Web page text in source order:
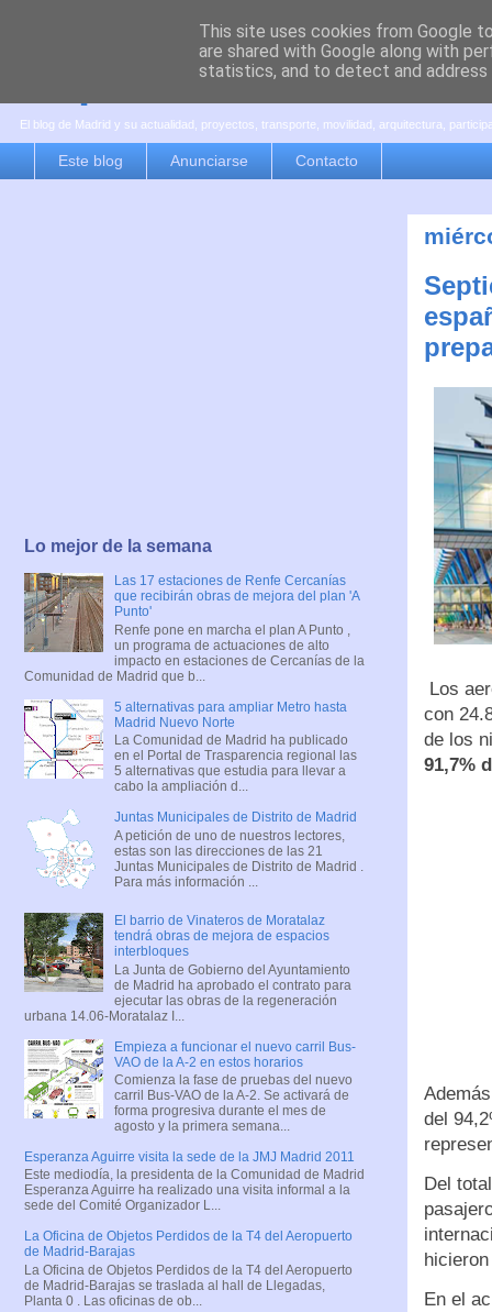
es por madrid
El blog de Madrid y su actualidad, proyectos, transporte, movilidad, arquitectura,
Este blog Anunciarse Contacto
Los
con
de los
91,7%
del
Del
En el
Lo mejor de la semana
Las 17 estaciones de Renfe Cercanías
que recibirán obras de mejora del plan 'A
Punto'
Renfe pone en marcha el plan A Punto ,
un programa de actuaciones de alto
impacto en estaciones de Cercanías de la
Comunidad de Madrid que b...
5 alternativas para ampliar Metro hasta
Madrid Nuevo Norte
La Comunidad de Madrid ha publicado
en el Portal de Trasparencia regional las
5 alternativas que estudia para llevar a
cabo la ampliación d...
Juntas Municipales de Distrito de Madrid
A petición de uno de nuestros lectores,
estas son las direcciones de las 21
Juntas Municipales de Distrito de Madrid .
Para más información ...
El barrio de Vinateros de Moratalaz
tendrá obras de mejora de espacios
interbloques
La Junta de Gobierno del Ayuntamiento
de Madrid ha aprobado el contrato para
ejecutar las obras de la regeneración
urbana 14.06-Moratalaz I...
Empieza a funcionar el nuevo carril Bus-
VAO de la A-2 en estos horarios
Comienza la fase de pruebas del nuevo
carril Bus-VAO de la A-2. Se activará de
forma progresiva durante el mes de
agosto y la primera semana...
Esperanza Aguirre visita la sede de la JMJ Madrid 2011
Este mediodía, la presidenta de la Comunidad de Madrid
Esperanza Aguirre ha realizado una visita informal a la
sede del Comité Organizador L...
La Oficina de Objetos Perdidos de la T4 del Aeropuerto
de Madrid-Barajas
La Oficina de Objetos Perdidos de la T4 del Aeropuerto
de Madrid-Barajas se traslada al hall de Llegadas,
Planta 0 . Las oficinas de ob...
This site uses cookies from Google
are shared with Google along with
statistics, and to detect and address